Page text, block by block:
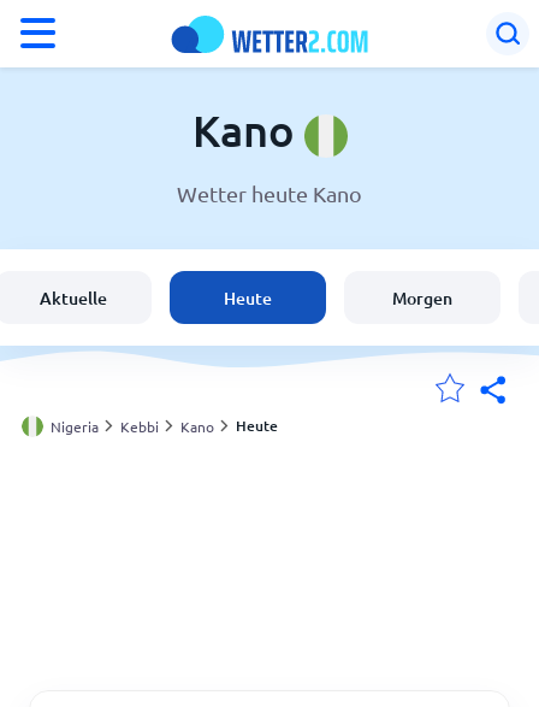
Schweiz
Deutschland
Kano
Wetter heute Kano
Aktuelle Heute Morgen
Nigeria Kebbi Kano Heute